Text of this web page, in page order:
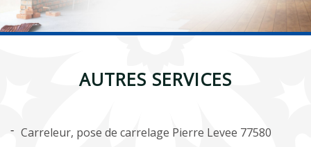
AUTRES SERVICES
Carreleur, pose de carrelage Pierre Levee 77580